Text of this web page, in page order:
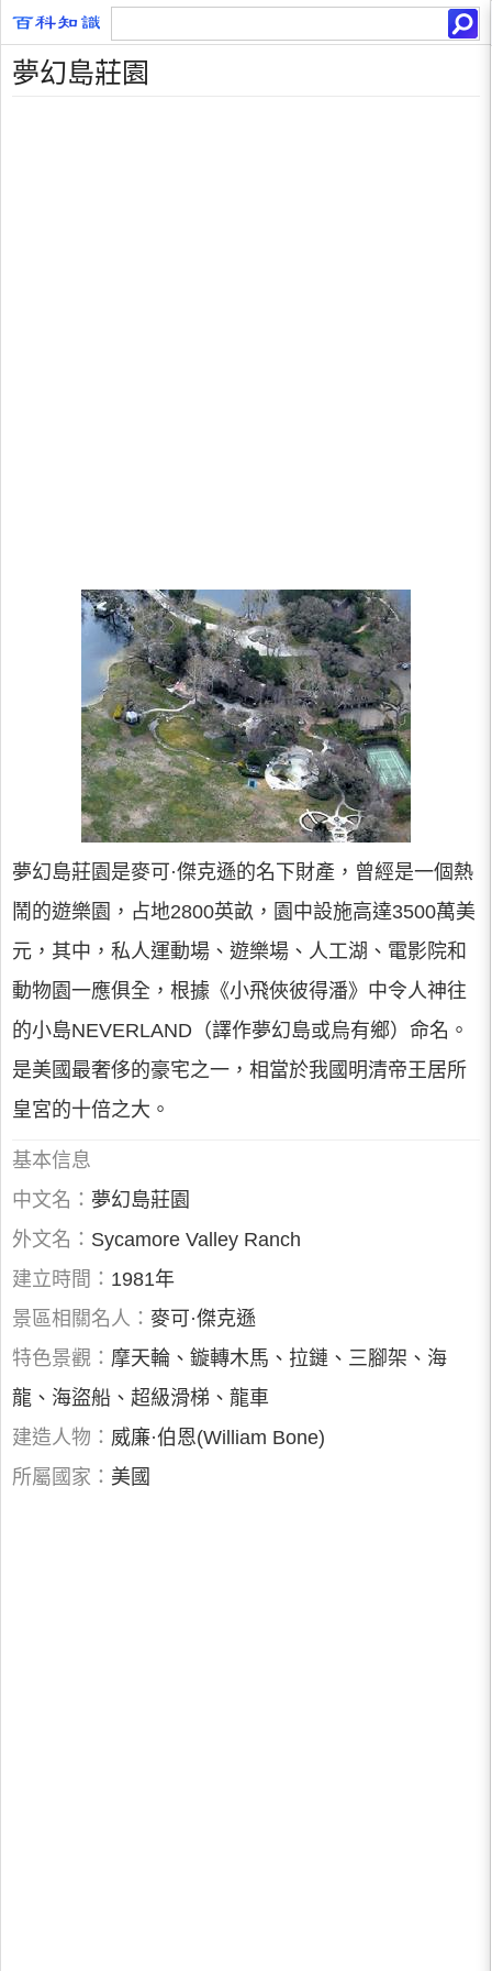
夢幻島莊園
夢幻島莊園是麥可·傑克遜的名下財產，曾經是一個熱
鬧的遊樂園，占地2800英畝，園中設施高達3500萬美
元，其中，私人運動場、遊樂場、人工湖、電影院和
動物園一應俱全，根據《小飛俠彼得潘》中令人神往
的小島NEVERLAND（譯作夢幻島或烏有鄉）命名。
是美國最奢侈的豪宅之一，相當於我國明清帝王居所
皇宮的十倍之大。
基本信息
中文名： 夢幻島莊園
外文名： Sycamore Valley Ranch
建立時間： 1981年
景區相關名人： 麥可·傑克遜
特色景觀： 摩天輪、鏇轉木馬、拉鏈、三腳架、海
龍、海盜船、超級滑梯、龍車
建造人物： 威廉·伯恩(William Bone)
所屬國家： 美國